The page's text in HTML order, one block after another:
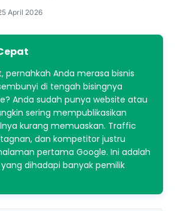
April 2026
pernahkah Anda merasa bisnis
di tengah bisingnya
Anda sudah punya website atau
sering mempublikasikan
kurang memuaskan. Traffic
dan kompetitor justru
pertama Google. Ini adalah
dihadapi banyak pemilik